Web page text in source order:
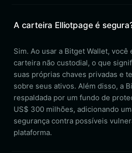
A carteira Elliotpage é
Sim. Ao usar a Bitget Wallet, você
carteira não custodial, o que
suas próprias chaves privadas e
sobre seus ativos. Além disso, a
respaldada por um fundo de
US$ 300 milhões, adicionando
segurança contra possíveis
plataforma.